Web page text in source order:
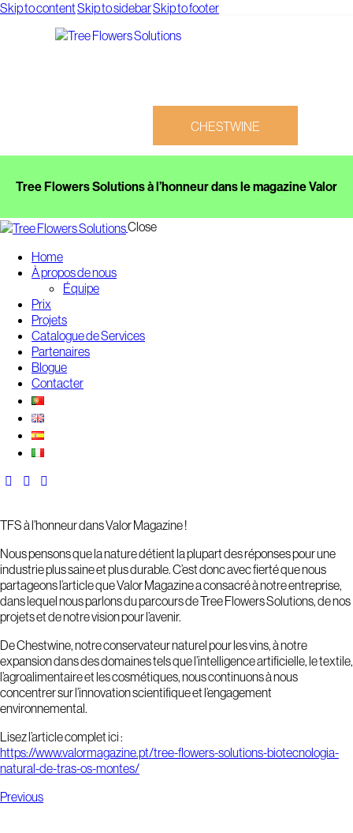
Skip to contentSkip to sidebarSkip to footer
CHESTWINE
Tree Flowers Solutions à l’honneur dans le magazine Valor
Close
Home
À propos de nous
Équipe
Prix
Projets
Catalogue de Services
Partenaires
Blogue
Contacter
TFS à l’honneur dans Valor Magazine !
Nous pensons que la nature détient la plupart des réponses pour une
industrie plus saine et plus durable. C’est donc avec fierté que nous
partageons l’article que Valor Magazine a consacré à notre entreprise,
dans lequel nous parlons du parcours de Tree Flowers Solutions, de nos
projets et de notre vision pour l’avenir.
De Chestwine, notre conservateur naturel pour les vins, à notre
expansion dans des domaines tels que l’intelligence artificielle, le textile,
l’agroalimentaire et les cosmétiques, nous continuons à nous
concentrer sur l’innovation scientifique et l’engagement
environnemental.
Lisez l’article complet ici :
https://www.valormagazine.pt/tree-flowers-solutions-biotecnologia-
natural-de-tras-os-montes/
Previous